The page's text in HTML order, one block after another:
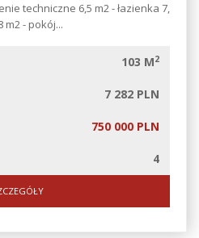
techniczne 6,5 m2 - łazienka 7,
m2 - pokój...
103 M2
7 282 PLN
750 000 PLN
4